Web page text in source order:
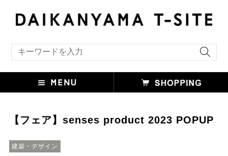
【フェア】senses product 2023 POPUP
建築・デザイン